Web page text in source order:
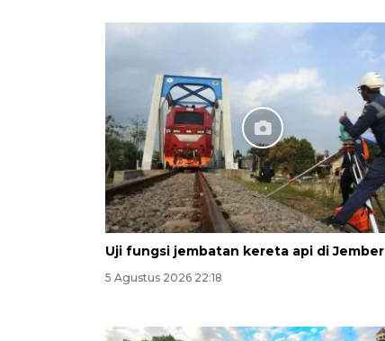
Uji fungsi jembatan kereta api di Jember
5 Agustus 2026 22:18